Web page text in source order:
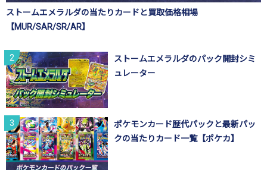
ストームエメラルダの当たりカードと買取価格相場
【MUR/SAR/SR/AR】
ストームエメラルダのパック開封シミ
ュレーター
ポケモンカード歴代パックと最新パッ
クの当たりカード一覧【ポケカ】